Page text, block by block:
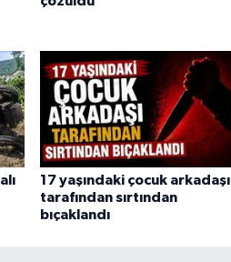
17 yaşındaki çocuk arkadaşı
tarafından sırtından
bıçaklandı